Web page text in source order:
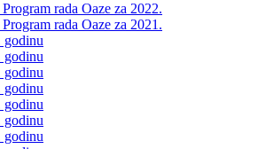
rada Oaze za 2022.
rada Oaze za 2021.
godinu
godinu
godinu
godinu
godinu
godinu
godinu